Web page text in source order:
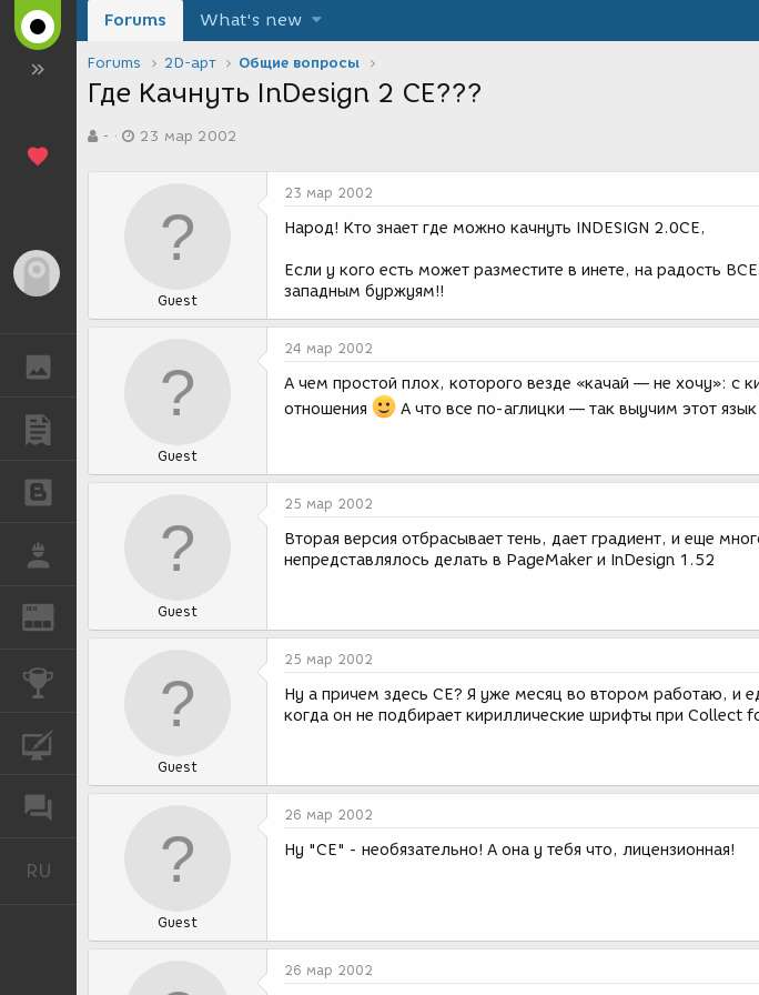
REN
КОНКУРСЫ
RU
Forums What's new
Forums 2D-арт Общие вопросы
Где Качнуть InDesign 2 CE???
в-
а
и
23 мар 2002
Guest
23 мар 2002
Народ! Кто знает где можно качнуть INDESIGN 2.0CE,
Если у кого есть может разместите в инете, на радость
западным буржуям!!
Guest
24 мар 2002
А чем простой плох, которого везде «качай — не хочу»: с
отношения
А что все по-аглицки — так выучим этот
Guest
25 мар 2002
Вторая версия отбрасывает тень, дает градиент, и еще
непредставлялось делать в PageMaker и InDesign 1.52
Guest
25 мар 2002
Ну а причем здесь CE? Я уже месяц во втором работаю, и
когда он не подбирает кириллические шрифты при Collect
Guest
26 мар 2002
Ну "СЕ" - необязательно! А она у тебя что, лицензионная!
26 мар 2002